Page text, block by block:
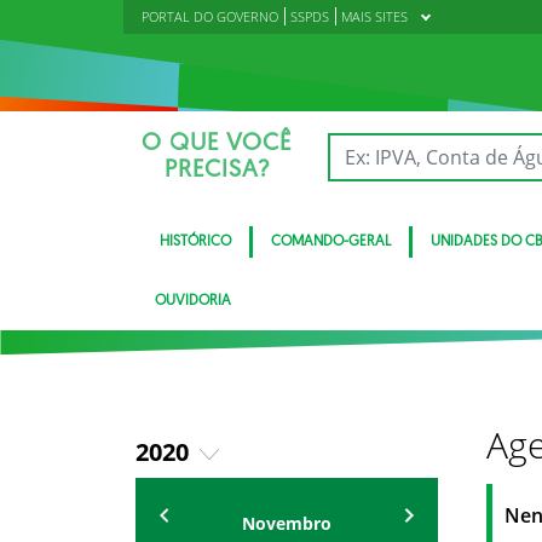
PORTAL DO GOVERNO SSPDS MAIS SITES
O QUE VOCÊ
PRECISA?
HISTÓRICO COMANDO-GERAL UNIDADES DO
OUVIDORIA
2020
2018
Novembro